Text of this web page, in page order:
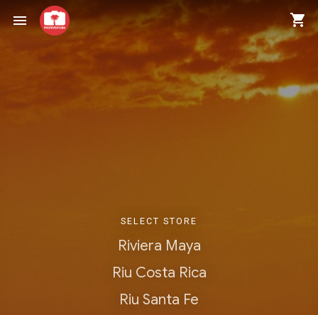
menu shopping_cart
SELECT STORE
Riviera Maya
Riu Costa Rica
Riu Santa Fe